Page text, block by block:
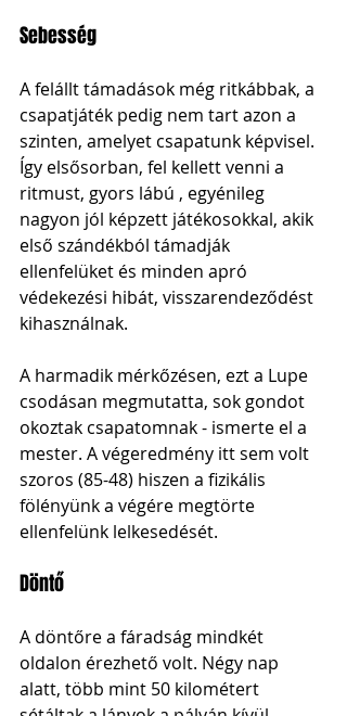
Sebesség
A felállt támadások még ritkábbak, a
csapatjáték pedig nem tart azon a
szinten, amelyet csapatunk képvisel.
Így elsősorban, fel kellett venni a
ritmust, gyors lábú , egyénileg
nagyon jól képzett játékosokkal, akik
első szándékból támadják
ellenfelüket és minden apró
védekezési hibát, visszarendeződést
kihasználnak.
A harmadik mérkőzésen, ezt a Lupe
csodásan megmutatta, sok gondot
okoztak csapatomnak - ismerte el a
mester. A végeredmény itt sem volt
szoros (85-48) hiszen a fizikális
fölényünk a végére megtörte
ellenfelünk lelkesedését.
Döntő
A döntőre a fáradság mindkét
oldalon érezhető volt. Négy nap
alatt, több mint 50 kilométert